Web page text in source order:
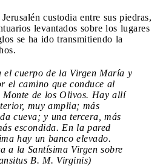
custodia entre sus piedras,
levantados sobre los lugares
se ha ido transmitiendo la
el cuerpo de la Virgen María y
el camino que conduce al
Monte de los Olivos. Hay allí
muy amplia; más
cueva; y una tercera, más
escondida. En la pared
hay un banco elevado.
a la Santísima Virgen sobre
B. M. Virginis)